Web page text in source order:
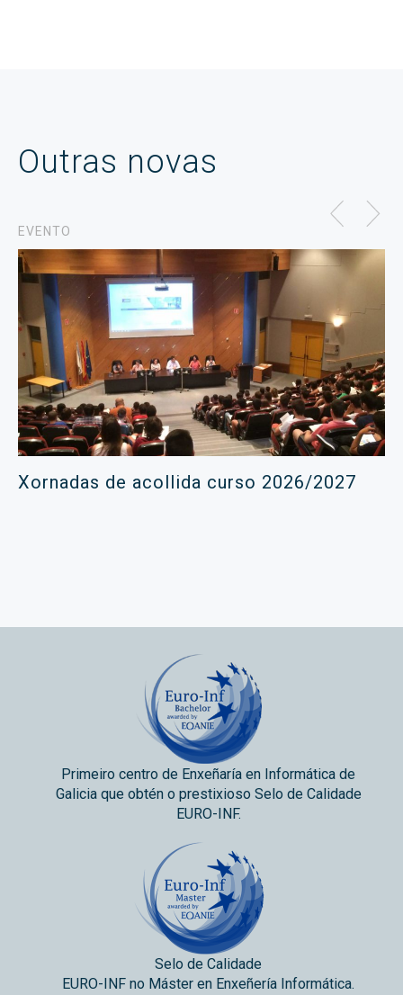
Outras novas
EVENTO
Xornadas de acollida curso 2026/2027
Primeiro centro de Enxeñaría en Informática de
Galicia que obtén o prestixioso Selo de Calidade
EURO-INF.
Selo de Calidade
EURO-INF no Máster en Enxeñería Informática.